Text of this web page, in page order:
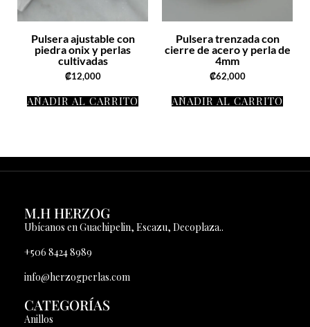
Pulsera ajustable con
piedra onix y perlas
cultivadas
₡12,000
AÑADIR AL CARRITO
Pulsera trenzada con
cierre de acero y perla de
4mm
₡62,000
AÑADIR AL CARRITO
M.H HERZOG
Ubícanos en Guachipelin, Escazu, Decoplaza..
+506 8424 8989
info@herzogperlas.com
CATEGORÍAS
Anillos